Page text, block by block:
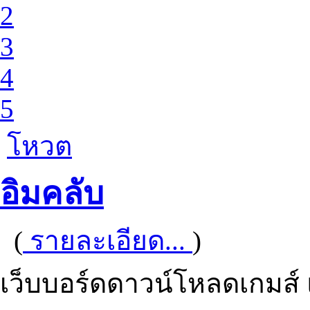
2
3
4
5
โหวต
อิมคลับ
( รายละเอียด... )
เว็บบอร์ดดาวน์โหลดเกม